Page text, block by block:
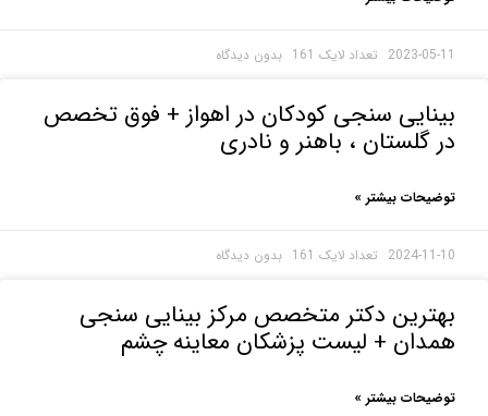
2023- بدون دیدگاه
سنجی کودکان در اهواز + فوق تخصص
، باهنر و نادری
بیشتر »
2024- بدون دیدگاه
دکتر متخصص مرکز بینایی سنجی
+ لیست پزشکان معاینه چشم
بیشتر »